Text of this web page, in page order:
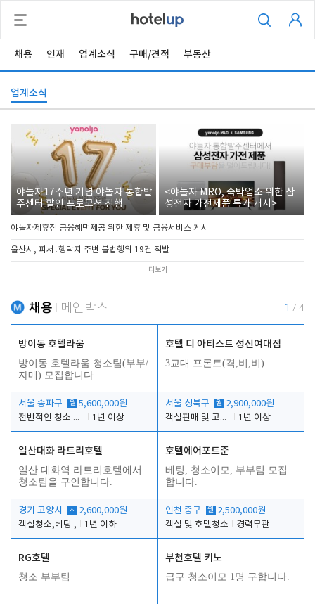
채용 인재 업계소식 구매/견적 부동산
업계소식
야놀자17주년 기념 야놀자 통합발
주센터 할인 프로모션 진행
<야놀자 MRO, 숙박업소 위한 삼
성전자 가전제품 특가 개시>
야놀자제휴점 금융혜택제공 위한 제휴 및 금융서비스 게시
울산시, 피서․행락지 주변 불법행위 19건 적발
더보기
채용 메인박스 1 / 4
방이동 호텔라움
방이동 호텔라움 청소팀(부부/
자매) 모집합니다.
서울 송파구 월 5,600,000원
전반적인 청소 업무(객실청소.객실정리)
1년 이상
호텔 디 아티스트 성신여대점
3교대 프론트(격,비,비)
서울 성북구 월 2,900,000원
객실판매 및 고객응대
1년 이상
일산대화 라트리호텔
일산 대화역 라트리호텔에서
청소팀을 구인합니다.
경기 고양시 시
2,600,000원
객실청소,베팅 ,
1년 이하
호텔에어포트준
베팅, 청소이모, 부부팀 모집
합니다.
인천 중구 월 2,500,000원
객실 및 호텔청소
경력무관
RG호텔
청소 부부팀
부천호텔 키노
급구 청소이모 1명 구합니다.